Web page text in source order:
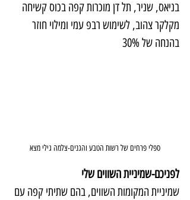
בניאס, שניר, תל דן מוכרות קפה בכוס קשיחה
מקלקר צהוב, לשימוש רבפ עמי ומילוי חוזר
בהנחה של 30%
ספלי פרחים של רשות הטבע והגנים-צלמה גילי מצא
לפניכם-שמיניית השווים שלי
שמיניית המקומות השווים, בהם שתיתי קפה עם